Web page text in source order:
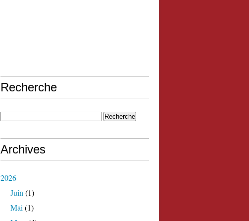
Recherche
Archives
2026
Juin (1)
Mai (1)